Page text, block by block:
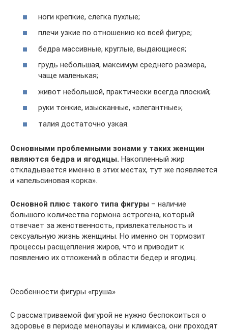
ноги крепкие, слегка пухлые;
плечи узкие по отношению ко всей фигуре;
бедра массивные, круглые, выдающиеся;
грудь небольшая, максимум среднего размера,
чаще маленькая;
живот небольшой, практически всегда плоский;
руки тонкие, изысканные, «элегантные»;
талия достаточно узкая.
Основными проблемными зонами у таких женщин
являются бедра и ягодицы. Накопленный жир
откладывается именно в этих местах, тут же появляется
и «апельсиновая корка».
Основной плюс такого типа фигуры – наличие
большого количества гормона эстрогена, который
отвечает за женственность, привлекательность и
сексуальную жизнь женщины. Но именно он тормозит
процессы расщепления жиров, что и приводит к
появлению их отложений в области бедер и ягодиц.
Особенности фигуры «груша»
С рассматриваемой фигурой не нужно беспокоиться о
здоровье в периоде менопаузы и климакса, они проходят